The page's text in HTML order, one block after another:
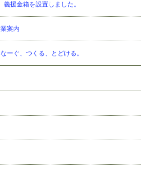
援金箱を設置しました。
案内
ーぐ、つくる、とどける。